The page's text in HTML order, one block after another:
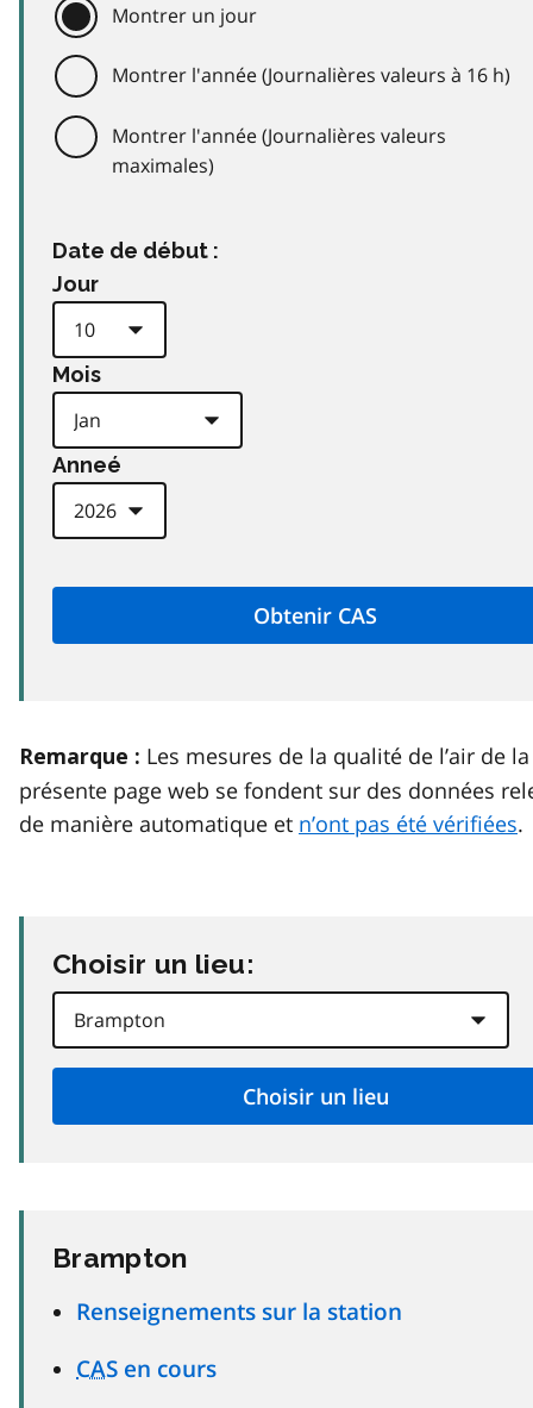
Montrer un jour
Montrer l'année (Journalières valeurs à 16 h)
Montrer l'année (Journalières valeurs
maximales)
Date de début :
Jour
Mois
Anneé
Remarque : Les mesures de la qualité de l’air de la
présente page web se fondent sur des données
de manière automatique et n’ont pas été vérifiées.
Choisir un lieu:
Brampton
Renseignements sur la station
CAS en cours